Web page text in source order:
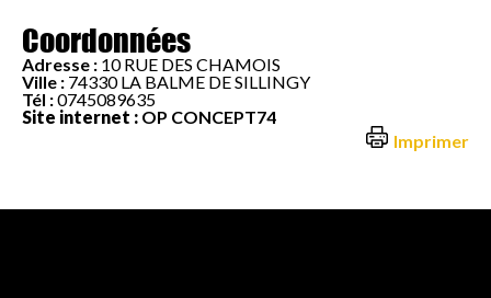
Coordonnées
Adresse : 10 RUE DES CHAMOIS
Ville : 74330 LA BALME DE SILLINGY
Tél :0745089635
Site internet : OP CONCEPT74
Imprimer